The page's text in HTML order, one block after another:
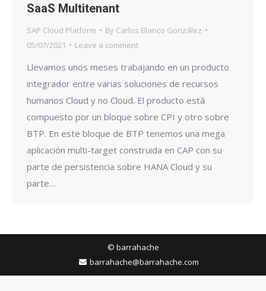
SaaS Multitenant
SAP Cloud Platform By Carlos Blanco González
05/07/2021
Leave a comment
Llevamos unos meses trabajando en un producto
integrador entre varias soluciones de recursos
humanos Cloud y no Cloud. El producto está
compuesto por un bloque sobre CPI y otro sobre
BTP. En este bloque de BTP tenemos una mega
aplicación multi-target construida en CAP con su
parte de persistencia sobre HANA Cloud y su
parte…
© barrahache
barrahache@barrahache.com